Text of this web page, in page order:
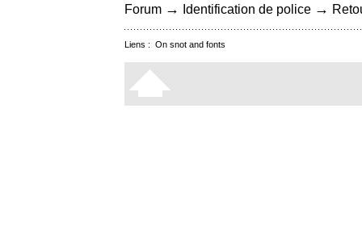
Forum → Identification de police →
Liens : On snot and fonts